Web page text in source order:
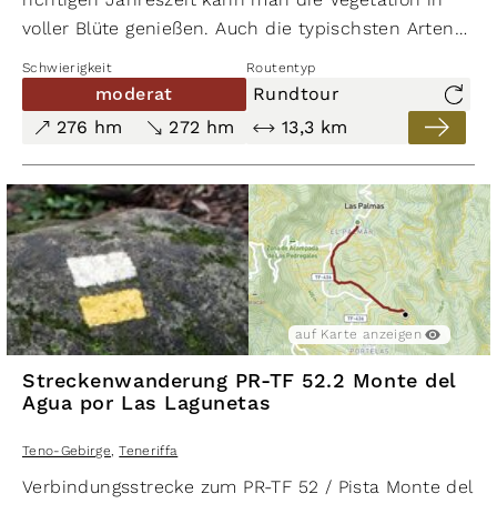
voller Blüte genießen. Auch die typischsten Arten
Raubwürger und den Pimelia-Käfer kann man hier
zu Gesicht bekommen.
Schwierigkeit Routentyp
moderat
Rundtour
276 hm
272 hm 13,3 km
auf Karte anzeigen
Streckenwanderung PR-TF 52.2 Monte del
Agua por Las Lagunetas
Teno-Gebirge Teneriffa
Verbindungsstrecke zum PR-TF 52 / Pista Monte del